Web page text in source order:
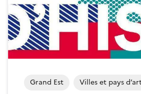
Grand Est Villes et pays